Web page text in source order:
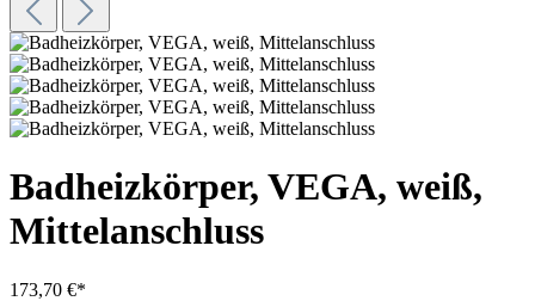
Badheizkörper, VEGA, weiß,
Mittelanschluss
173,70 €*